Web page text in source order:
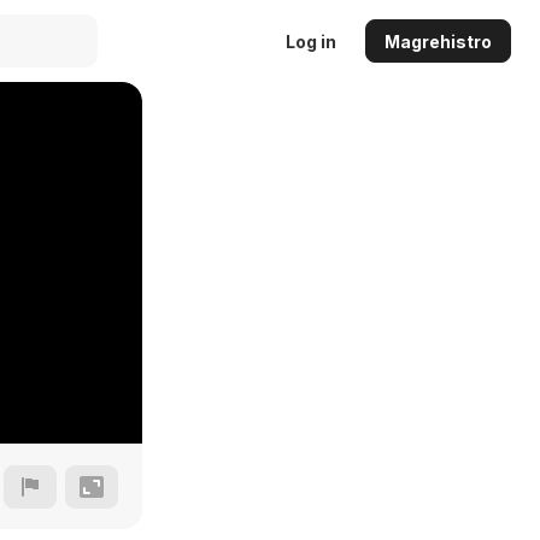
Log in Magrehistro